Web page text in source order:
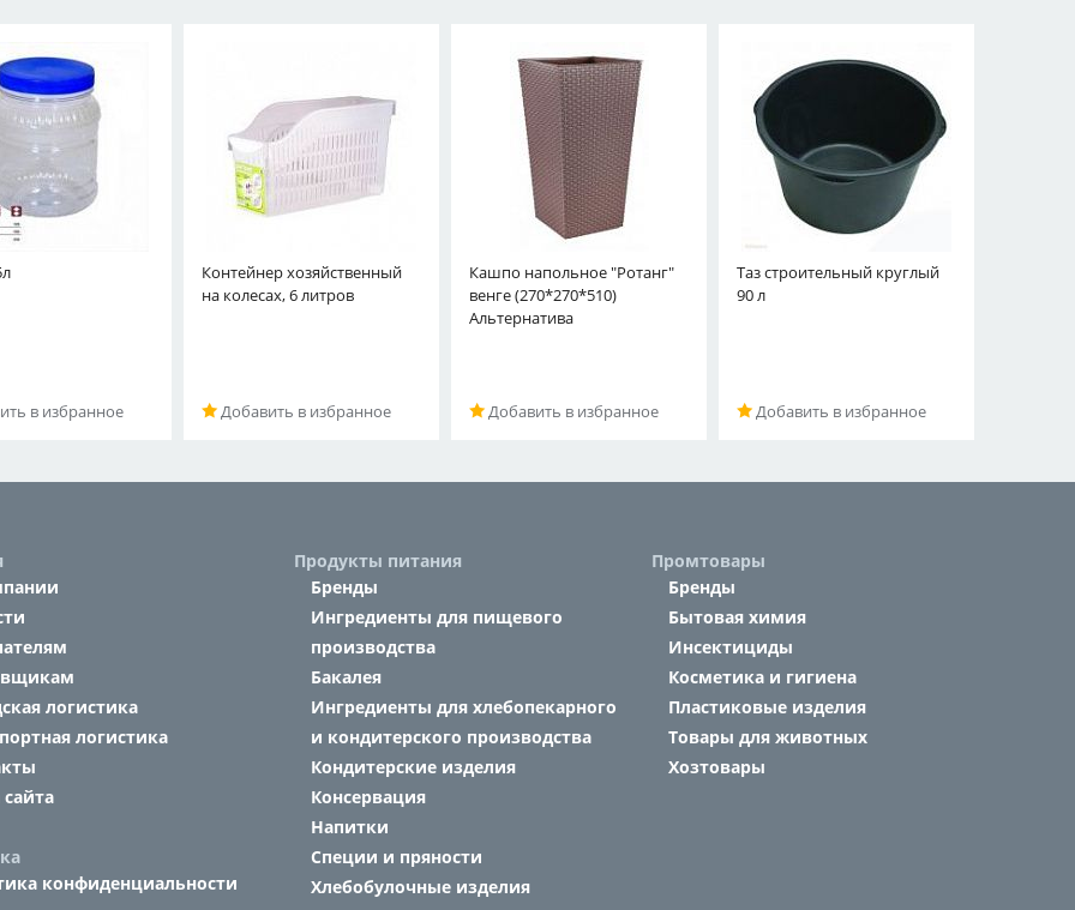
в избранное
Контейнер хозяйственный
на колесах, 6 литров
Добавить в избранное
Кашпо напольное "Ротанг"
венге (270*270*510)
Альтернатива
Добавить в избранное
Таз строительный круглый
90 л
Добавить в избранное
логистика
логистика
сайта
конфиденциальности
Продукты питания
Бренды
Ингредиенты для пищевого
производства
Бакалея
Ингредиенты для хлебопекарного
и кондитерского производства
Кондитерские изделия
Консервация
Напитки
Специи и пряности
Хлебобулочные изделия
Промтовары
Бренды
Бытовая химия
Инсектициды
Косметика и гигиена
Пластиковые изделия
Товары для животных
Хозтовары